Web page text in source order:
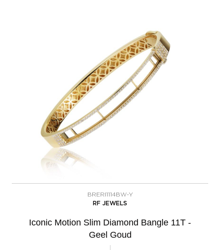
BRERI1114BW-Y
RF JEWELS
Iconic Motion Slim Diamond Bangle 11T -
Geel Goud